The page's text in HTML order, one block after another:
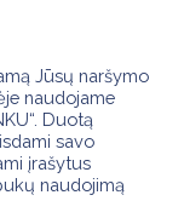
Jūsų naršymo
naudojame
Duotą
savo
įrašytus
naudojimą